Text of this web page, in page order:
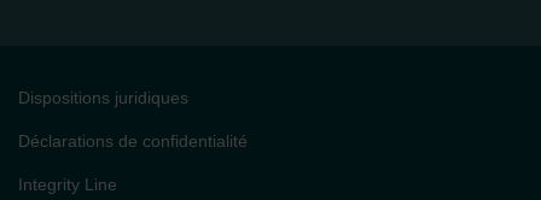
Dispositions juridiques
Déclarations de confidentialité
Integrity Line